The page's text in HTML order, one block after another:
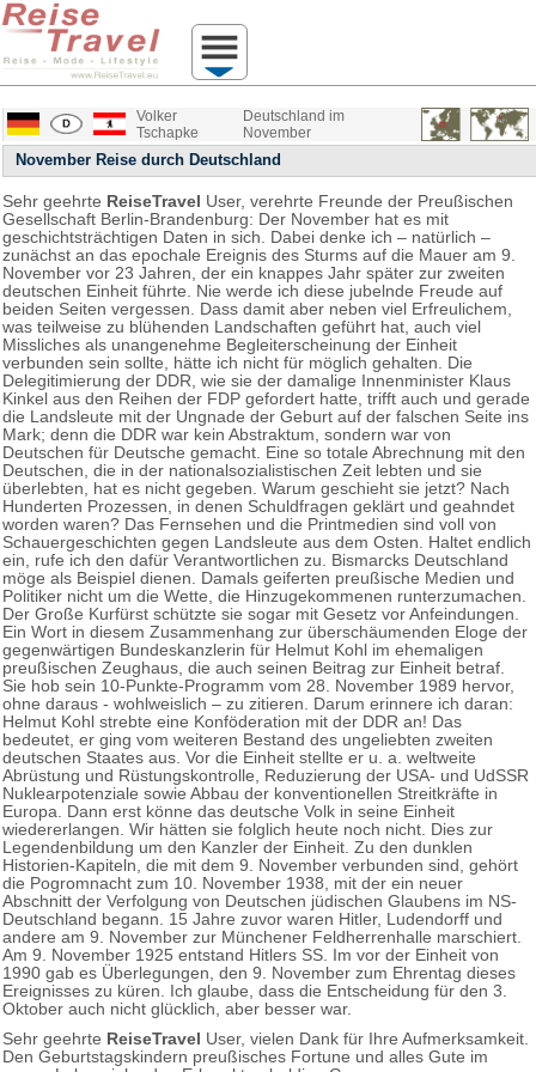
Volker
Tschapke
Deutschland im
November
November Reise durch Deutschland
Sehr geehrte ReiseTravel User, verehrte Freunde der Preußischen
Gesellschaft Berlin-Brandenburg: Der November hat es mit
geschichtsträchtigen Daten in sich. Dabei denke ich – natürlich –
zunächst an das epochale Ereignis des Sturms auf die Mauer am 9.
November vor 23 Jahren, der ein knappes Jahr später zur zweiten
deutschen Einheit führte. Nie werde ich diese jubelnde Freude auf
beiden Seiten vergessen. Dass damit aber neben viel Erfreulichem,
was teilweise zu blühenden Landschaften geführt hat, auch viel
Missliches als unangenehme Begleiterscheinung der Einheit
verbunden sein sollte, hätte ich nicht für möglich gehalten. Die
Delegitimierung der DDR, wie sie der damalige Innenminister Klaus
Kinkel aus den Reihen der FDP gefordert hatte, trifft auch und gerade
die Landsleute mit der Ungnade der Geburt auf der falschen Seite ins
Mark; denn die DDR war kein Abstraktum, sondern war von
Deutschen für Deutsche gemacht. Eine so totale Abrechnung mit den
Deutschen, die in der nationalsozialistischen Zeit lebten und sie
überlebten, hat es nicht gegeben. Warum geschieht sie jetzt? Nach
Hunderten Prozessen, in denen Schuldfragen geklärt und geahndet
worden waren? Das Fernsehen und die Printmedien sind voll von
Schauergeschichten gegen Landsleute aus dem Osten. Haltet endlich
ein, rufe ich den dafür Verantwortlichen zu. Bismarcks Deutschland
möge als Beispiel dienen. Damals geiferten preußische Medien und
Politiker nicht um die Wette, die Hinzugekommenen runterzumachen.
Der Große Kurfürst schützte sie sogar mit Gesetz vor Anfeindungen.
Ein Wort in diesem Zusammenhang zur überschäumenden Eloge der
gegenwärtigen Bundeskanzlerin für Helmut Kohl im ehemaligen
preußischen Zeughaus, die auch seinen Beitrag zur Einheit betraf.
Sie hob sein 10-Punkte-Programm vom 28. November 1989 hervor,
ohne daraus - wohlweislich – zu zitieren. Darum erinnere ich daran:
Helmut Kohl strebte eine Konföderation mit der DDR an! Das
bedeutet, er ging vom weiteren Bestand des ungeliebten zweiten
deutschen Staates aus. Vor die Einheit stellte er u. a. weltweite
Abrüstung und Rüstungskontrolle, Reduzierung der USA- und UdSSR
Nuklearpotenziale sowie Abbau der konventionellen Streitkräfte in
Europa. Dann erst könne das deutsche Volk in seine Einheit
wiedererlangen. Wir hätten sie folglich heute noch nicht. Dies zur
Legendenbildung um den Kanzler der Einheit. Zu den dunklen
Historien-Kapiteln, die mit dem 9. November verbunden sind, gehört
die Pogromnacht zum 10. November 1938, mit der ein neuer
Abschnitt der Verfolgung von Deutschen jüdischen Glaubens im NS-
Deutschland begann. 15 Jahre zuvor waren Hitler, Ludendorff und
andere am 9. November zur Münchener Feldherrenhalle marschiert.
Am 9. November 1925 entstand Hitlers SS. Im vor der Einheit von
1990 gab es Überlegungen, den 9. November zum Ehrentag dieses
Ereignisses zu küren. Ich glaube, dass die Entscheidung für den 3.
Oktober auch nicht glücklich, aber besser war.
Sehr geehrte ReiseTravel User, vielen Dank für Ihre Aufmerksamkeit.
Den Geburtstagskindern preußisches Fortune und alles Gute im